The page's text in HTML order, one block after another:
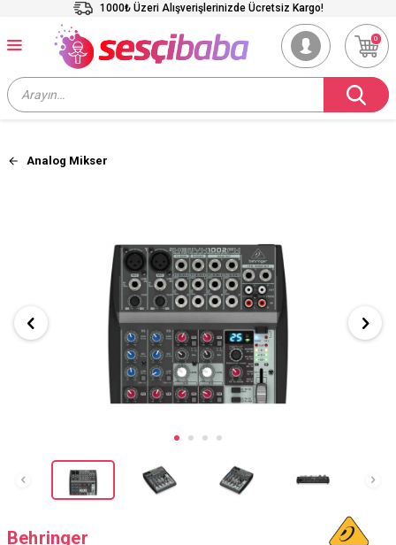
1000₺ Üzeri Alışverişlerinizde Ücretsiz Kargo!
0
Analog Mikser
Behringer